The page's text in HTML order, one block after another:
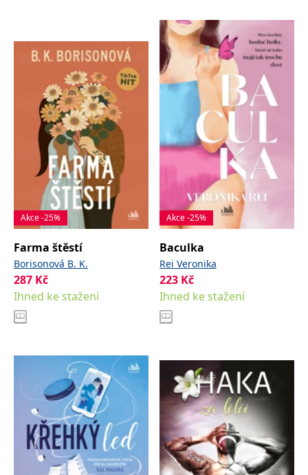
Akce -25%
Farma štěstí
Borisonová B. K.
287 Kč
Ihned ke stažení
Akce -25%
Baculka
Rei Veronika
223 Kč
Ihned ke stažení